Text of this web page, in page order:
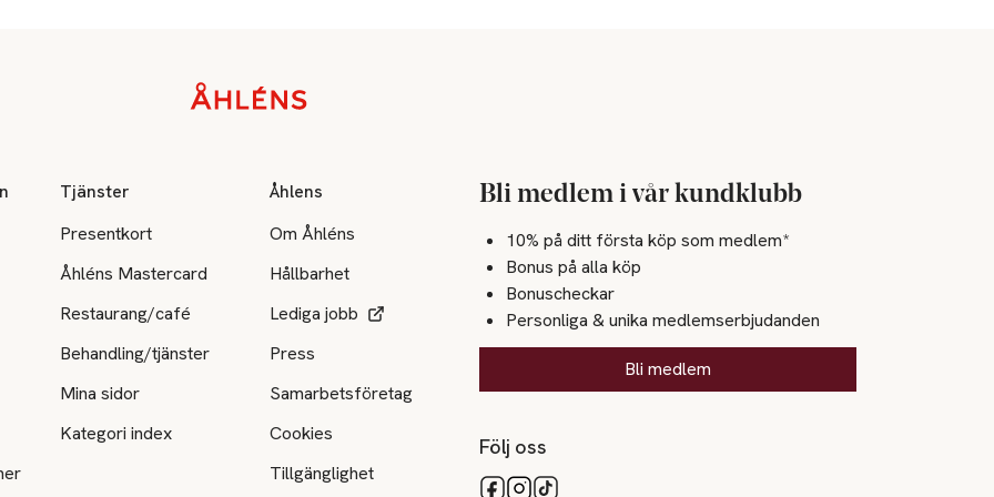
Tjänster
Presentkort
Åhléns Mastercard
Restaurang/café
Behandling/tjänster
Mina sidor
Kategori index
Åhlens
Om Åhléns
Hållbarhet
Lediga jobb
Press
Samarbetsföretag
Cookies
Tillgänglighet
Bli medlem i vår kundklubb
10% på ditt första köp som medlem*
Bonus på alla köp
Bonuscheckar
Personliga & unika medlemserbjudanden
Bli medlem
Följ oss